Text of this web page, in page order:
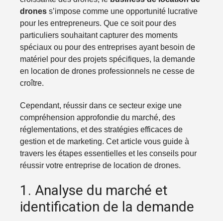
drones s’impose comme une opportunité lucrative
pour les entrepreneurs. Que ce soit pour des
particuliers souhaitant capturer des moments
spéciaux ou pour des entreprises ayant besoin de
matériel pour des projets spécifiques, la demande
en location de drones professionnels ne cesse de
croître.
Cependant, réussir dans ce secteur exige une
compréhension approfondie du marché, des
réglementations, et des stratégies efficaces de
gestion et de marketing. Cet article vous guide à
travers les étapes essentielles et les conseils pour
réussir votre entreprise de location de drones.
1. Analyse du marché et
identification de la demande